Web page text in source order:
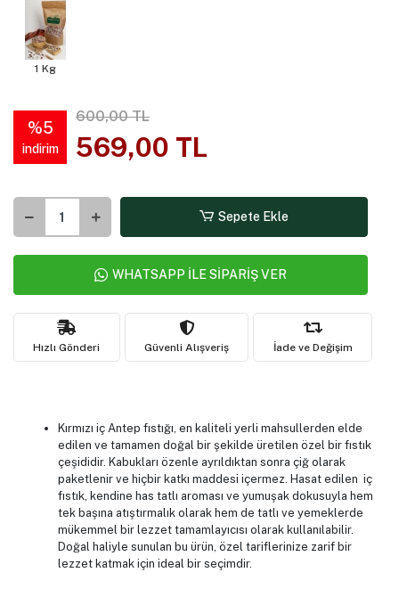
1 Kg
%5
indirim
600,00 TL
569,00 TL
Sepete Ekle
WHATSAPP İLE SİPARİŞ VER
Hızlı Gönderi Güvenli Alışveriş İade ve Değişim
Kırmızı iç Antep fıstığı, en kaliteli yerli mahsullerden elde
edilen ve tamamen doğal bir şekilde üretilen özel bir fıstık
çeşididir. Kabukları özenle ayrıldıktan sonra çiğ olarak
paketlenir ve hiçbir katkı maddesi içermez. Hasat edilen iç
fıstık, kendine has tatlı aroması ve yumuşak dokusuyla hem
tek başına atıştırmalık olarak hem de tatlı ve yemeklerde
mükemmel bir lezzet tamamlayıcısı olarak kullanılabilir.
Doğal haliyle sunulan bu ürün, özel tariflerinize zarif bir
lezzet katmak için ideal bir seçimdir.